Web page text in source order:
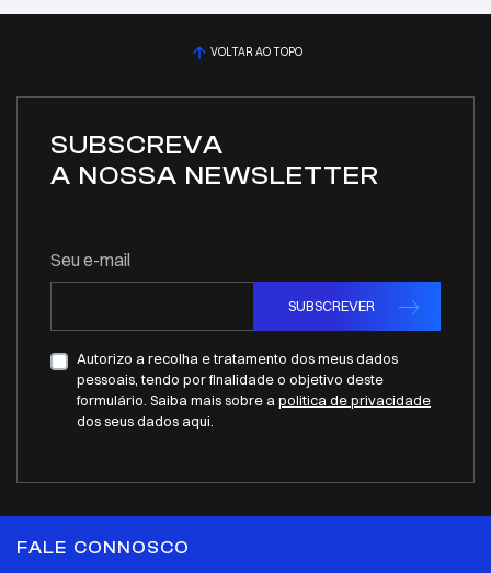
VOLTAR AO TOPO
SUBSCREVA
A NOSSA NEWSLETTER
Seu e-mail
SUBSCREVER
Autorizo a recolha e tratamento dos meus dados
pessoais, tendo por finalidade o objetivo deste
formulário. Saiba mais sobre a politica de privacidade
dos seus dados aqui.
FALE CONNOSCO